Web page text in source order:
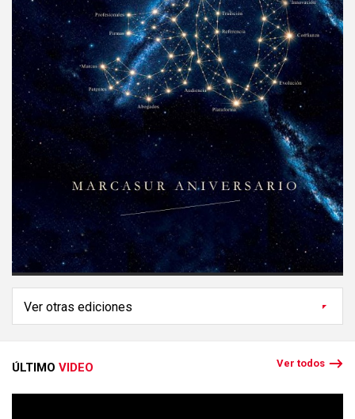
ÚLTIMO VIDEO Ver todos